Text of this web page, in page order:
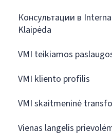
Консультации в
Klaipėda
VMI teikiamos
VMI kliento profilis
VMI skaitmeninė
Vienas langelis